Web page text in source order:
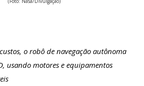
o robô de navegação autônoma
usando motores e equipamentos